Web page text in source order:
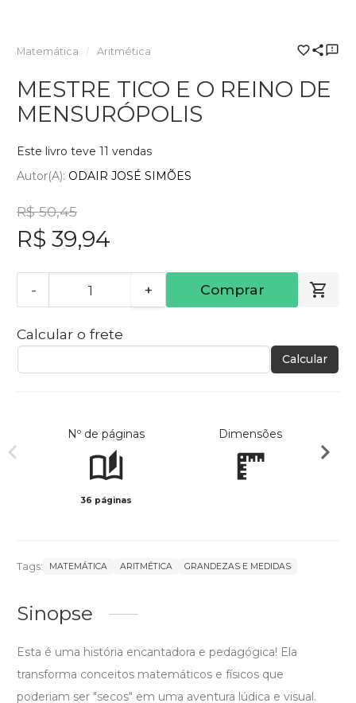
Matemática Aritmética
MESTRE TICO E O REINO DE
MENSURÓPOLIS
Este livro teve 11 vendas
Autor(a): ODAIR JOSÉ SIMÕES
R$ 50,45
R$ 39,94
- + Comprar
Calcular o frete
Calcular
Nº de páginas
36 páginas
Dimensões
Tags: MATEMÁTICA ARITMÉTICA GRANDEZAS E MEDIDAS
Sinopse
Esta é uma história encantadora e pedagógica! Ela
transforma conceitos matemáticos e físicos que
poderiam ser "secos" em uma aventura lúdica e visual.